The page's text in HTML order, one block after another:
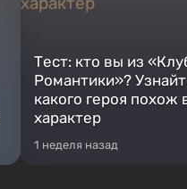
Тест: кто вы из
Романтики»?
какого героя похож
характер
1 неделя назад